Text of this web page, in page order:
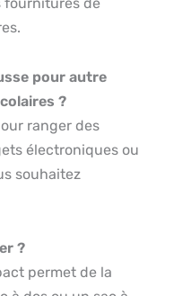
fournitures de
pour autre
?
ranger des
électroniques ou
souhaitez
?
permet de la